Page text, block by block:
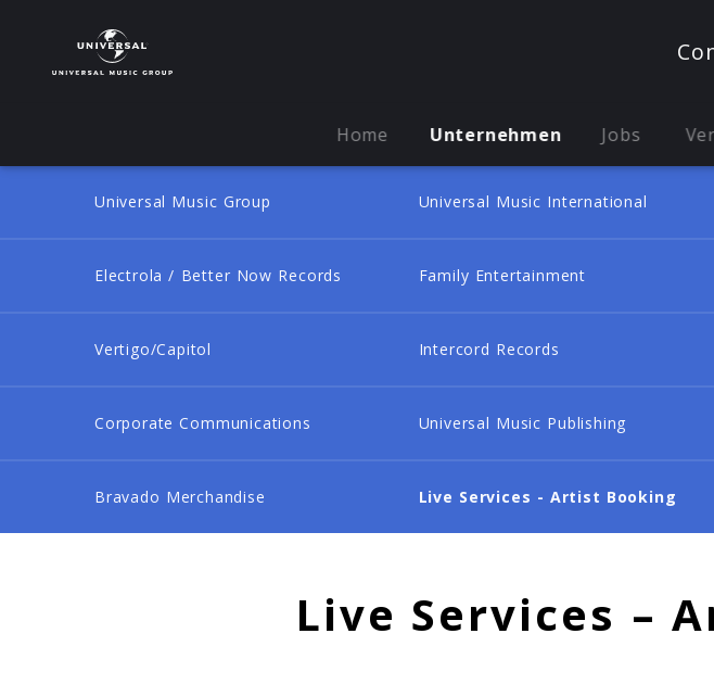
Home Unternehmen Jobs
Universal Music Group Universal Music International
Electrola / Better Now Records Family Entertainment
Vertigo/Capitol Intercord Records
Corporate Communications Universal Music Publishing
Bravado Merchandise Live Services - Artist Booking
Live Services –